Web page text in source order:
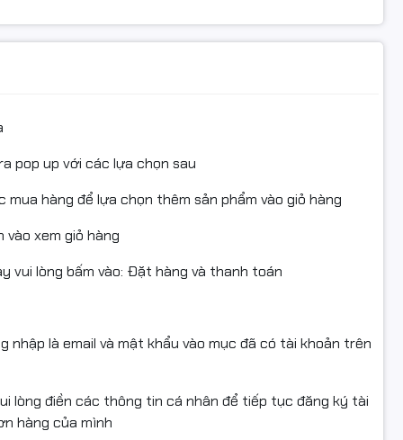
chứng nếu sản phẩm bị lỗi, hư hỏng, va đập trong quá
dùng, vui lòng liên hệ để được hỗ trợ trước khi hoàn
pop up với các lựa chọn sau
hàng để lựa chọn thêm sản phẩm vào giỏ hàng
vào xem giỏ hàng
vui lòng bấm vào: Đặt hàng và thanh toán
là email và mật khẩu vào mục đã có tài khoản trên
lòng điền các thông tin cá nhân để tiếp tục đăng ký tài
hàng của mình
#SwitchTPLink #SwitchTPLINKSF1005D #Switch5Cong
#BoChiaMang #SwitchChinhHang #SwitchGiaRe
#SwitchChoVanPhong #SwitchChoShop
#SwitchCamera #SwitchVoNhua
#TPLINKVietnam #FullVAT